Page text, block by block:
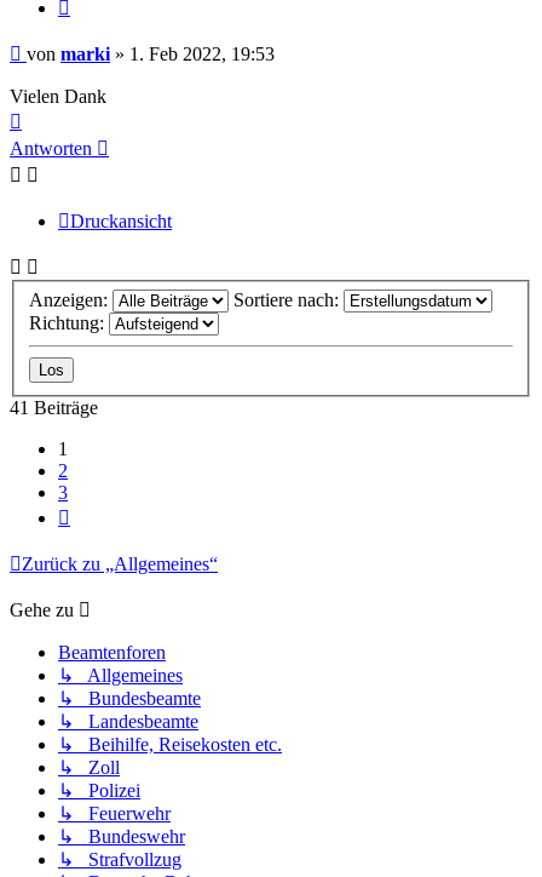
Beitrag
von marki» 1. Feb 2022, 19:53
Vielen Dank
oben
Antworten
Druckansicht
Anzeigen:
Sortiere nach:
Richtung:
41 Beiträge
1
2
3
Zurück zu „Allgemeines“
Gehe zu
Beamtenforen
↳ Allgemeines
↳ Bundesbeamte
↳ Landesbeamte
↳ Beihilfe, Reisekosten etc.
↳ Zoll
↳ Polizei
↳ Feuerwehr
↳ Bundeswehr
↳ Strafvollzug